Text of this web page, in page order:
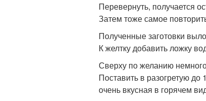
Перевернуть, получается
Затем тоже самое
Полученные заготовки
К желтку добавить ложку
Сверху по желанию
Поставить в разогретую до
очень вкусная в горячем